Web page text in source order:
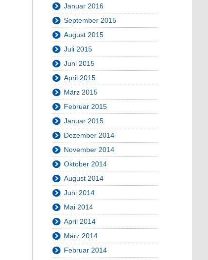
Januar 2016
September 2015
August 2015
Juli 2015
Juni 2015
April 2015
März 2015
Februar 2015
Januar 2015
Dezember 2014
November 2014
Oktober 2014
August 2014
Juni 2014
Mai 2014
April 2014
März 2014
Februar 2014